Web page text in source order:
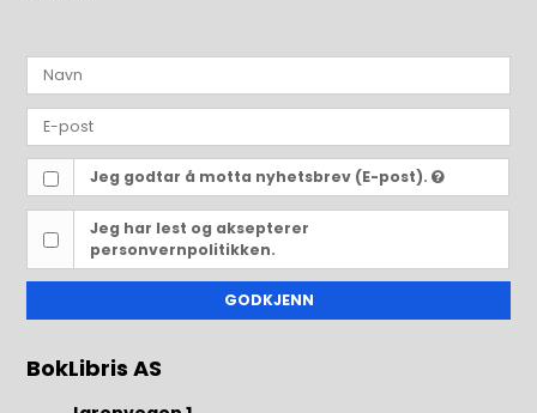
Jeg godtar å motta nyhetsbrev (E-post).
Jeg har lest og aksepterer
personvernpolitikken.
GODKJENN
BokLibris AS